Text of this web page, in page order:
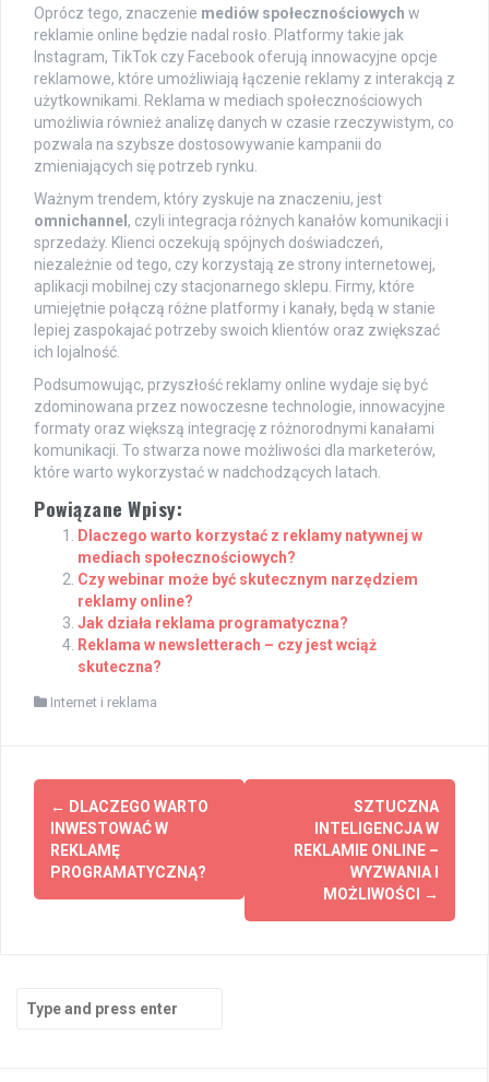
Oprócz tego, znaczenie mediów społecznościowych w
reklamie online będzie nadal rosło. Platformy takie jak
Instagram, TikTok czy Facebook oferują innowacyjne opcje
reklamowe, które umożliwiają łączenie reklamy z interakcją z
użytkownikami. Reklama w mediach społecznościowych
umożliwia również analizę danych w czasie rzeczywistym, co
pozwala na szybsze dostosowywanie kampanii do
zmieniających się potrzeb rynku.
Ważnym trendem, który zyskuje na znaczeniu, jest
omnichannel, czyli integracja różnych kanałów komunikacji i
sprzedaży. Klienci oczekują spójnych doświadczeń,
niezależnie od tego, czy korzystają ze strony internetowej,
aplikacji mobilnej czy stacjonarnego sklepu. Firmy, które
umiejętnie połączą różne platformy i kanały, będą w stanie
lepiej zaspokajać potrzeby swoich klientów oraz zwiększać
ich lojalność.
Podsumowując, przyszłość reklamy online wydaje się być
zdominowana przez nowoczesne technologie, innowacyjne
formaty oraz większą integrację z różnorodnymi kanałami
komunikacji. To stwarza nowe możliwości dla marketerów,
które warto wykorzystać w nadchodzących latach.
Powiązane Wpisy:
Dlaczego warto korzystać z reklamy natywnej w
mediach społecznościowych?
Czy webinar może być skutecznym narzędziem
reklamy online?
Jak działa reklama programatyczna?
Reklama w newsletterach – czy jest wciąż
skuteczna?
Internet i reklama
Post
navigation
← DLACZEGO WARTO
INWESTOWAĆ W
REKLAMĘ
PROGRAMATYCZNĄ?
SZTUCZNA
INTELIGENCJA W
REKLAMIE ONLINE –
WYZWANIA I
MOŻLIWOŚCI →
for: